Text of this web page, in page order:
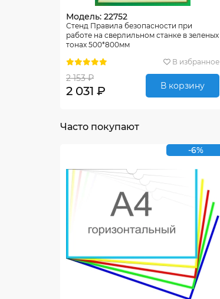
Модель: 22752
Стенд Правила безопасности при
работе на сверлильном станке в зеленых
тонах 500*800мм
В избранное
2 153 ₽
2 031 ₽ В корзину
Часто покупают
-6%